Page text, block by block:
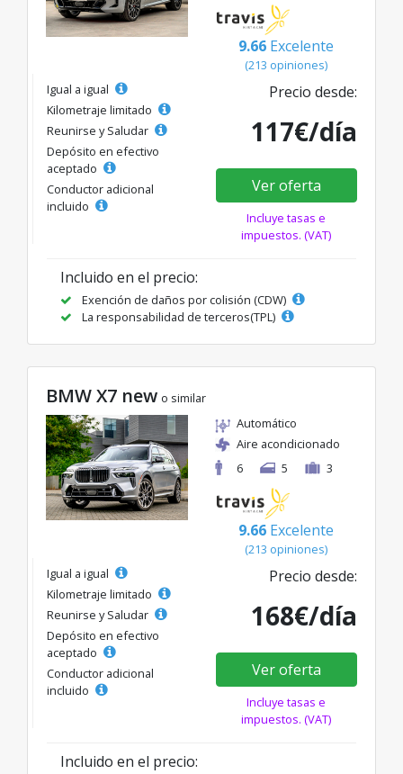
9.66 Excelente
(213 opiniones)
Igual a igual
Kilometraje limitado
Reunirse y Saludar
Depósito en efectivo
aceptado
Conductor adicional
incluido
Precio desde:
117€/día
Ver oferta
Incluye tasas e
impuestos. (VAT)
Incluido en el precio:
Exención de daños por colisión (CDW)
La responsabilidad de terceros(TPL)
BMW X7 new o similar
Automático
Aire acondicionado
6
5 3
9.66 Excelente
(213 opiniones)
Igual a igual
Kilometraje limitado
Reunirse y Saludar
Depósito en efectivo
aceptado
Conductor adicional
incluido
Precio desde:
168€/día
Ver oferta
Incluye tasas e
impuestos. (VAT)
Incluido en el precio: